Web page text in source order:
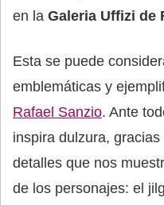
en la Galeria Uffizi de
Esta se puede
emblemáticas y
Rafael Sanzio. Ante
inspira dulzura,
detalles que nos
de los personajes: el